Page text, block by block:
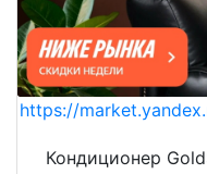
https://
Кондиционер